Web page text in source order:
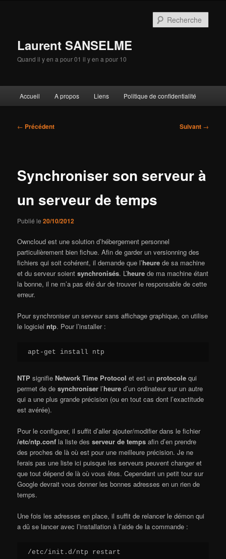
Laurent SANSELME
Quand il y en a pour 01 il y en a pour 10
principal
Accueil A propos Liens Politique de confidentialité
Navigation
← Précédent Suivant →
Synchroniser son serveur à
un serveur de temps
Publié le20/10/2012
Owncloud est une solution d’hébergement personnel
particulièrement bien fichue. Afin de garder un versionning des
fichiers qui soit cohérent, il demande que l’heure de sa machine
et du serveur soientsynchronisés. L’heure de ma machine étant
la bonne, il ne m’a pas été dur de trouver le responsable de cette
erreur.
Pour synchroniser un serveur sans affichage graphique, on utilise
le logicielntp. Pour l’installer :
apt-get install ntp
NTP signifie Network Time Protocol et est unprotocole qui
permet de desynchroniser l’heure d’un ordinateur sur un autre
qui a une plus grande précision (ou en tout cas dont l’exactitude
est avérée).
Pour le configurer, il suffit d’aller ajouter/modifier dans le fichier
/etc/ntp.conf la liste desserveur de temps afin d’en prendre
des proches de là où est pour une meilleure précision. Je ne
ferais pas une liste ici puisque les serveurs peuvent changer et
que tout dépend de là où vous êtes. Cependant un petit tour sur
Google devrait vous donner les bonnes adresses en un rien de
temps.
Une fois les adresses en place, il suffit de relancer le démon qui
a dû se lancer avec l’installation à l’aide de la commande :
/etc/init.d/ntp restart